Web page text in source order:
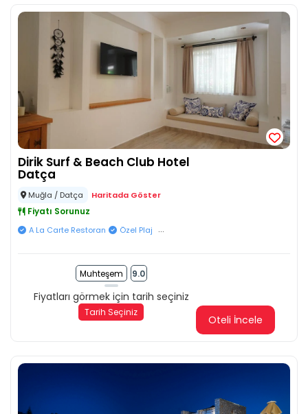
Dirik Surf & Beach Club Hotel
Datça
Muğla / Datça Haritada Göster
Fiyatı Sorunuz
A La Carte Restoran Özel Plaj ...
Muhteşem 9.0
Fiyatları görmek için tarih seçiniz
Tarih Seçiniz
Oteli İncele